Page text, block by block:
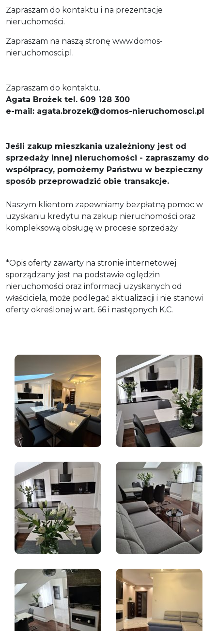
Zapraszam do kontaktu i na prezentacje
nieruchomości.
Zapraszam na naszą stronę www.domos-
nieruchomosci.pl.
Zapraszam do kontaktu.
Agata Brożek tel. 609 128 300
e-mail: agata.brozek@domos-nieruchomosci.pl
Jeśli zakup mieszkania uzależniony jest od
sprzedaży innej nieruchomości - zapraszamy do
współpracy, pomożemy Państwu w bezpieczny
sposób przeprowadzić obie transakcje.
Naszym klientom zapewniamy bezpłatną pomoc w
uzyskaniu kredytu na zakup nieruchomości oraz
kompleksową obsługę w procesie sprzedaży.
*Opis oferty zawarty na stronie internetowej
sporządzany jest na podstawie oględzin
nieruchomości oraz informacji uzyskanych od
właściciela, może podlegać aktualizacji i nie stanowi
oferty określonej w art. 66 i następnych K.C.